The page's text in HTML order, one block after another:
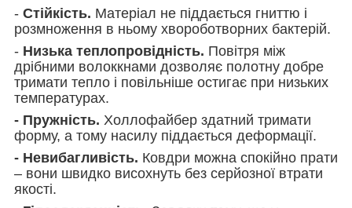
- Стійкість. Матеріал не піддається гниттю і
розмноження в ньому хвороботворних бактерій.
- Низька теплопровідність. Повітря між
дрібними волоккнами дозволяє полотну добре
тримати тепло і повільніше остигає при низьких
температурах.
- Пружність. Холлофайбер здатний тримати
форму, а тому насилу піддається деформації.
- Невибагливість. Ковдри можна спокійно прати
– вони швидко висохнуть без серйозної втрати
якості.